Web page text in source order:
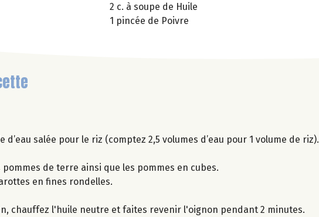
2 c. à soupe de Huile
1 pincée de Poivre
salée pour le riz (comptez 2,5 volumes d’eau pour 1 volume de riz).
pommes de terre ainsi que les pommes en cubes.
en fines rondelles.
chauffez l'huile neutre et faites revenir l'oignon pendant 2 minutes.